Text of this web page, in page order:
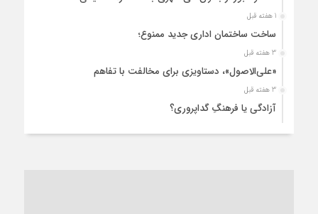
1 هفته قبل
ساخت ساختمان اداری جدید ممنوع؛
3 هفته قبل
«علی‌الاصول»، دستاویزی برای مخالفت با تفاهم
3 هفته قبل
آزادگی یا فرهنگِ گداپروری؟